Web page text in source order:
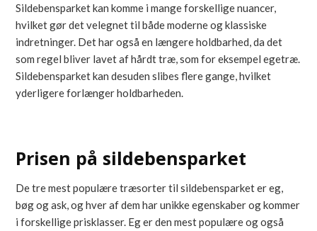
Sildebensparket kan komme i mange forskellige nuancer,
hvilket gør det velegnet til både moderne og klassiske
indretninger. Det har også en længere holdbarhed, da det
som regel bliver lavet af hårdt træ, som for eksempel egetræ.
Sildebensparket kan desuden slibes flere gange, hvilket
yderligere forlænger holdbarheden.
Prisen på sildebensparket
De tre mest populære træsorter til sildebensparket er eg,
bøg og ask, og hver af dem har unikke egenskaber og kommer
i forskellige prisklasser. Eg er den mest populære og også